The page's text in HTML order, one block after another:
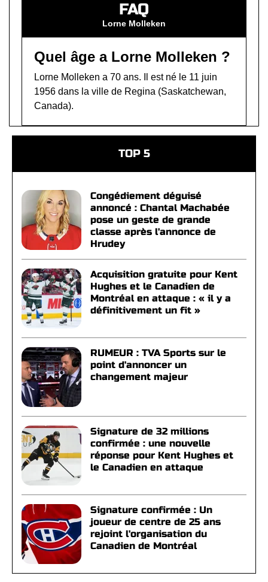
FAQ
Lorne Molleken
Quel âge a Lorne Molleken ?
Lorne Molleken a 70 ans. Il est né le 11 juin
1956 dans la ville de Regina (Saskatchewan,
Canada).
TOP 5
Congédiement déguisé
annoncé : Chantal Machabée
pose un geste de grande
classe après l'annonce de
Hrudey
Acquisition gratuite pour Kent
Hughes et le Canadien de
Montréal en attaque : « il y a
définitivement un fit »
RUMEUR : TVA Sports sur le
point d'annoncer un
changement majeur
Signature de 32 millions
confirmée : une nouvelle
réponse pour Kent Hughes et
le Canadien en attaque
Signature confirmée : Un
joueur de centre de 25 ans
rejoint l'organisation du
Canadien de Montréal